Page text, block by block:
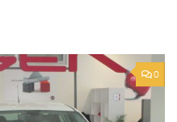
0